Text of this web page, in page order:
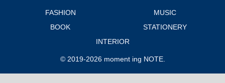
FASHION
MUSIC
BOOK
STATIONERY
INTERIOR
© 2019-2026 moment ing NOTE.